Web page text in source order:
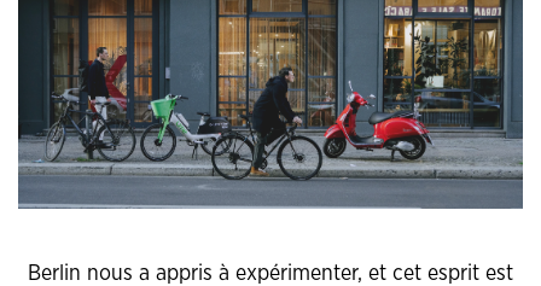
Berlin nous a appris à expérimenter, et cet esprit est